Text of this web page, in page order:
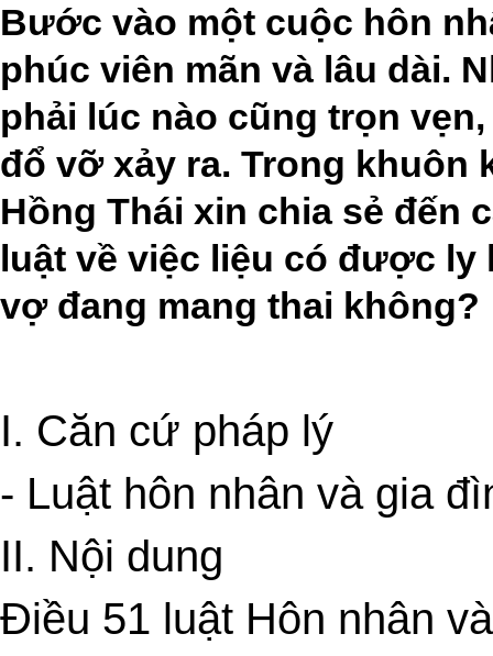
Bước vào một cuộc hôn
phúc viên mãn và lâu dài.
phải lúc nào cũng trọn
đổ vỡ xảy ra. Trong khuôn
Hồng Thái xin chia sẻ đến
luật về việc liệu có được
vợ đang mang thai không?
I. Căn cứ pháp lý
- Luật hôn nhân và gia
II. Nội dung
Điều 51 luật Hôn nhân